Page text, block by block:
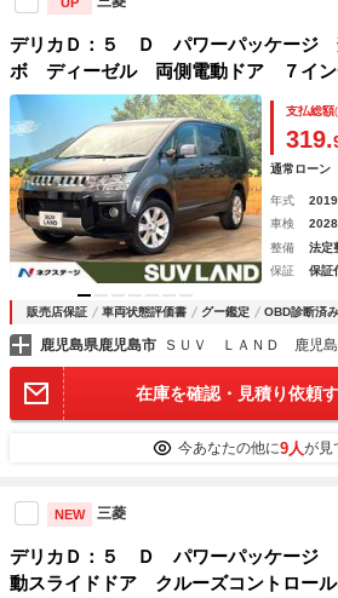
デリカＤ：５ Ｄ パワーパッケー
ボ ディーゼル 両側電動ドア ７イン
ラ ドラレコ スマートキー ＨＩＤ
クルコン 純正１８インチアルミ オ
コン
支払総額
319.
通常ローン
年式
車検
2028
整備
法定
保証
保証
販売店保証 車両状態評価書 グー鑑定 OBD診断済み
鹿児島県鹿児島市 ＳＵＶ ＬＡＮＤ 鹿児島
在庫を確認・見積り依頼
今あなたの他に9人が見
NEW 三菱
デリカＤ：５ Ｄ パワーパッケー
動スライドドア クルーズコントロー